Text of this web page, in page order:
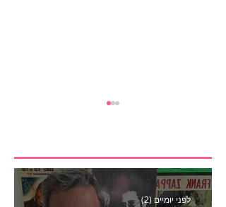
לפני יומיים (2)